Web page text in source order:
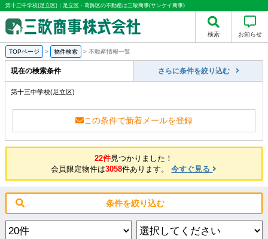
第十三中学校(足立区)｜足立区・葛飾区の不動産は三敬商事(サンケイ商事)
検索 お知らせ
TOPページ > 物件検索 > 不動産情報一覧
現在の検索条件 さらに条件を絞り込む
第十三中学校(足立区)
この条件で新着メールを登録
22件見つかりました！
会員限定物件は3058件あります。今すぐ見る
条件を絞り込む